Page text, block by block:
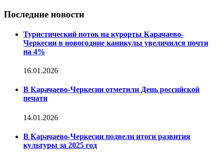
Последние новости
Туристический поток на курорты Карачаево-
Черкесии в новогодние каникулы увеличился почти
на 4%
16.01.2026
В Карачаево-Черкесии отметили День российской
печати
14.01.2026
В Карачаево-Черкесии подвели итоги развития
культуры за 2025 год